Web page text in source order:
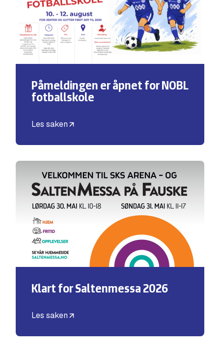
Påmeldingen er åpnet for NOBL
fotballskole
Les saken
Klart for Saltenmessa 2026
Les saken